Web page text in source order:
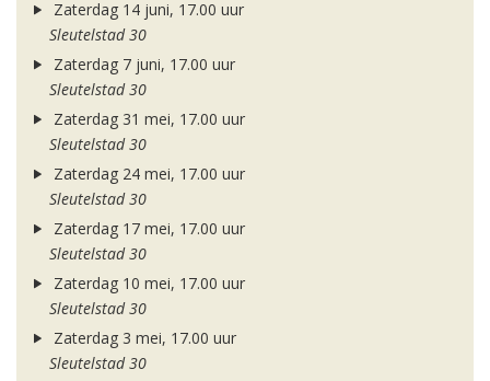
Zaterdag 14 juni, 17.00 uur
Sleutelstad 30
Zaterdag 7 juni, 17.00 uur
Sleutelstad 30
Zaterdag 31 mei, 17.00 uur
Sleutelstad 30
Zaterdag 24 mei, 17.00 uur
Sleutelstad 30
Zaterdag 17 mei, 17.00 uur
Sleutelstad 30
Zaterdag 10 mei, 17.00 uur
Sleutelstad 30
Zaterdag 3 mei, 17.00 uur
Sleutelstad 30